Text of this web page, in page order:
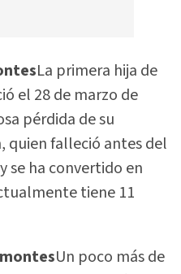
La primera hija de
el 28 de marzo de
pérdida de su
quien falleció antes del
se ha convertido en
tiene 11
Un poco más de